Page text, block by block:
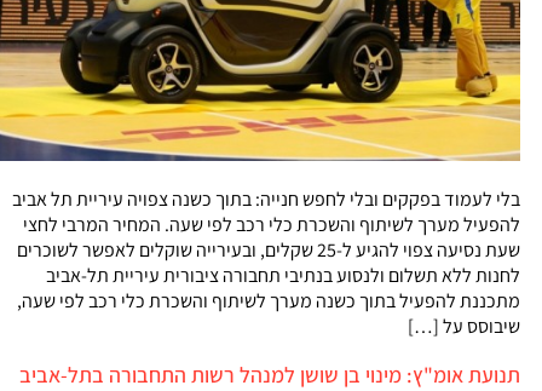
בלי לעמוד בפקקים ובלי לחפש חנייה: בתוך כשנה צפויה עיריית תל אביב
להפעיל מערך לשיתוף והשכרת כלי רכב לפי שעה. המחיר המרבי לחצי
שעת נסיעה צפוי להגיע ל-25 שקלים, ובעירייה שוקלים לאפשר לשוכרים
לחנות ללא תשלום ולנסוע בנתיבי תחבורה ציבורית עיריית תל-אביב
מתכננת להפעיל בתוך כשנה מערך לשיתוף והשכרת כלי רכב לפי שעה,
שיבוסס על […]
תנועת אומ"ץ: מינוי בן שושן למנהל רשות התחבורה בתל-אביב